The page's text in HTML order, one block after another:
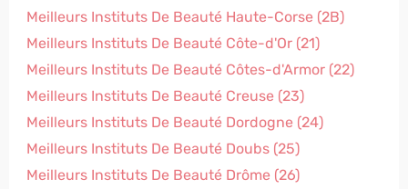
Meilleurs Instituts De Beauté Haute-Corse (2B)
Meilleurs Instituts De Beauté Côte-d'Or (21)
Meilleurs Instituts De Beauté Côtes-d'Armor (22)
Meilleurs Instituts De Beauté Creuse (23)
Meilleurs Instituts De Beauté Dordogne (24)
Meilleurs Instituts De Beauté Doubs (25)
Meilleurs Instituts De Beauté Drôme (26)